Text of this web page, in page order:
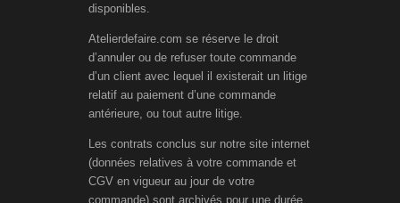
disponibles.
Atelierdefaire.com se réserve le droit
d’annuler ou de refuser toute commande
d’un client avec lequel il existerait un litige
relatif au paiement d’une commande
antérieure, ou tout autre litige.
Les contrats conclus sur notre site internet
(données relatives à votre commande et
CGV en vigueur au jour de votre
commande) sont archivés pour une durée